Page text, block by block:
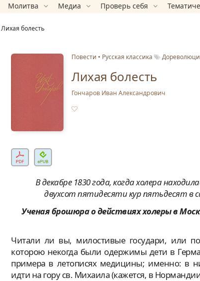
Молитва Медиа Проверь себя
Лихая болесть
Повести Русская классика
Лихая болесть
Гончаров Иван Александрович
В декабре 1830 года, когда холера
двухсот пятидесяти кур пятьдесят в
Ученая брошюра о действиях холеры в
Читали ли вы, милостивые государи, или
которою некогда были одержимы дети в
примера в летописях медицины; именно: в
идти на гору св. Михаила (кажется, в